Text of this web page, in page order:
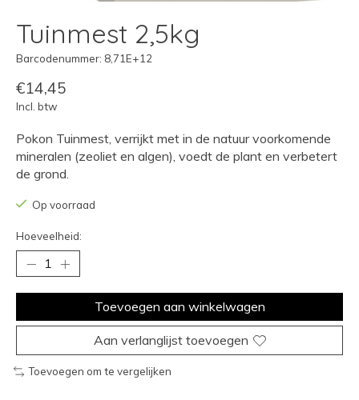
Tuinmest 2,5kg
Barcodenummer: 8,71E+12
€14,45
Incl. btw
Pokon Tuinmest, verrijkt met in de natuur voorkomende
mineralen (zeoliet en algen), voedt de plant en verbetert
de grond.
Op voorraad
Hoeveelheid:
Toevoegen aan winkelwagen
Aan verlanglijst toevoegen
Toevoegen om te vergelijken